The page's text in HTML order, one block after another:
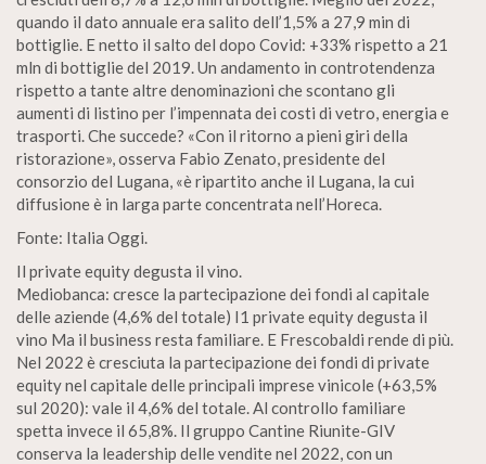
quando il dato annuale era salito dell’1,5% a 27,9 min di
bottiglie. E netto il salto del dopo Covid: +33% rispetto a 21
mln di bottiglie del 2019. Un andamento in controtendenza
rispetto a tante altre denominazioni che scontano gli
aumenti di listino per l’impennata dei costi di vetro, energia e
trasporti. Che succede? «Con il ritorno a pieni giri della
ristorazione», osserva Fabio Zenato, presidente del
consorzio del Lugana, «è ripartito anche il Lugana, la cui
diffusione è in larga parte concentrata nell’Horeca.
Fonte: Italia Oggi.
Il private equity degusta il vino.
Mediobanca: cresce la partecipazione dei fondi al capitale
delle aziende (4,6% del totale) I1 private equity degusta il
vino Ma il business resta familiare. E Frescobaldi rende di più.
Nel 2022 è cresciuta la partecipazione dei fondi di private
equity nel capitale delle principali imprese vinicole (+63,5%
sul 2020): vale il 4,6% del totale. Al controllo familiare
spetta invece il 65,8%. Il gruppo Cantine Riunite-GIV
conserva la leadership delle vendite nel 2022, con un